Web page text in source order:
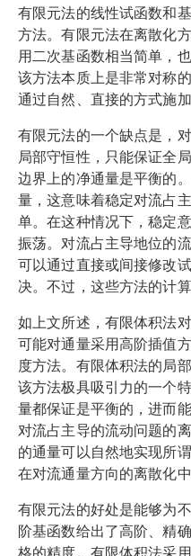
有限元法的线性试函数和
方法。有限元法在离散化
用二次基函数相当简单，
该方法本质上是非常对称
通过自然、直接的方式施加
有限元法的一个缺点是，
局部守恒性，只能保证全
边界上的净通量是平衡的
量，这意味着稳定对流占
单。在这种情况下，稳定
振荡。对流占主导地位的
可以通过直接或间接修改
决。不过，这些方法的计
如上文所述，有限体积法
可能对通量采用高阶插值
度方法。有限体积法的局
该方法极具吸引力的一个
量都保证是平衡的，进而
对流占主导的流动问题的
的通量可以自然地实现所
在对流通量方向的离散化
有限元法的好处是能够为
阶基函数给出了高阶、精
格的精度。有限体积法采